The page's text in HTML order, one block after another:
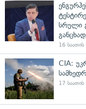
სრული
16 საათის
CIA:
17 საათის